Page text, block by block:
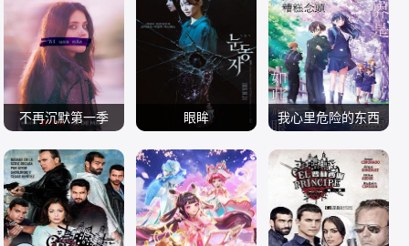
波れいり 内田树 又
吉伶音 城间やよい
寺辻健一郎 松田流
花 津嘉山正种 津波
竜斗 玉城敦子 盧礼
电影 剧情片
2025
波胡 埃洛迪·布歇
弗拉迪斯拉夫·霍利
克 朱莉·尼克拉 查
琳·保罗 玛洛·赫比
齐 皮耶尔弗兰切斯
马戈姆 罗萨莉·劳尔
耶利扎维塔·阿芳妮
娜 菲利普·佩特 萨
电影 剧情片
2025
贝伊勒
电影 动画片
2025
不再沉默第一季
华莱士 胡安·皮诺·
罗迪尔
电视剧 欧美剧
2024
眼眸
熙 金英雅
电影 剧情片
2026
我心里危险的东西
电影 动画片